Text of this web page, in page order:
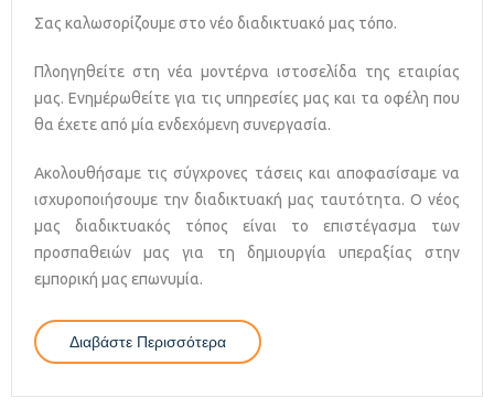
Σας καλωσορίζουμε στο νέο διαδικτυακό μας τόπο.
Πλοηγηθείτε στη νέα μοντέρνα ιστοσελίδα της εταιρίας
μας. Ενημέρωθείτε για τις υπηρεσίες μας και τα οφέλη που
θα έχετε από μία ενδεχόμενη συνεργασία.
Ακολουθήσαμε τις σύγχρονες τάσεις και αποφασίσαμε να
ισχυροποιήσουμε την διαδικτυακή μας ταυτότητα. Ο νέος
μας διαδικτυακός τόπος είναι το επιστέγασμα των
προσπαθειών μας για τη δημιουργία υπεραξίας στην
εμπορική μας επωνυμία.
Διαβάστε Περισσότερα Για Σας Καλωσορίζουμε Στο Νέο
Διαδικτυακό Μας Τόπο.